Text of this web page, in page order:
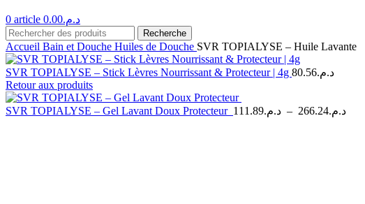
0 article د.م.0.00
Recherche
Accueil Bain et Douche Huiles de Douche SVR TOPIALYSE – Huile Lavante
SVR TOPIALYSE – Stick Lèvres Nourrissant & Protecteur | 4g د.م.80.56
Retour aux produits
SVR TOPIALYSE – Gel Lavant Doux Protecteur د.م.111.89 – د.م.266.24
Plage